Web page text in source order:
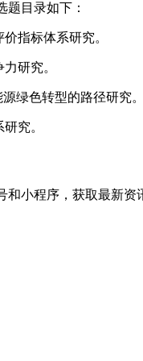
题目录如下：
指标体系研究。
研究。
绿色转型的路径研究。
究。
小程序，获取最新资